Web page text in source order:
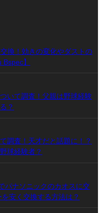
換！効きの変化やダストの
】
いて調査！父親は野球経験
？
調査！天才だと話題に！？
球経験者？
パナソニックのカオスに交
安く交換する方法は？